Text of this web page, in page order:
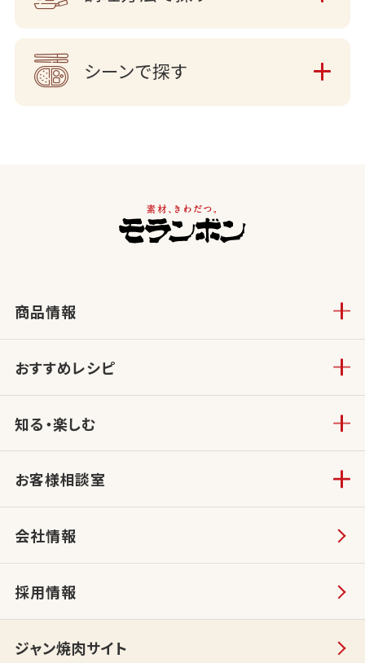
シーンで探す
商品情報
おすすめレシピ
知る・楽しむ
お客様相談室
会社情報
採用情報
ジャン焼肉サイト